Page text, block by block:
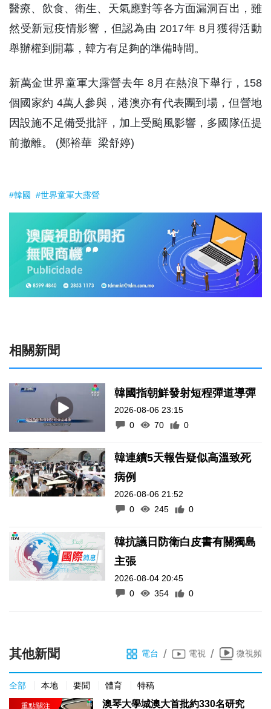
醫療、飲食、衛生、天氣應對等各方面漏洞百出，雖
然受新冠疫情影響，但認為由 2017年 8月獲得活動
舉辦權到開幕，韓方有足夠的準備時間。
新萬金世界童軍大露營去年 8月在熱浪下舉行，158
個國家約 4萬人參與，港澳亦有代表團到場，但營地
因設施不足備受批評，加上受颱風影響，多國隊伍提
前撤離。 (鄭裕華 梁舒婷)
#韓國 #世界童軍大露營
相關新聞
韓國指朝鮮發射短程彈道導彈
2026-08-06 23:15
0
70 0
韓連續5天報告疑似高溫致死
病例
2026-08-06 21:52
0
245 0
韓抗議日防衛白皮書有關獨島
主張
2026-08-04 20:45
0
354 0
其他新聞 電台 / 電視 / 微視頻
全部 本地 要聞 體育 特稿
澳琴大學城澳大首批約330名研究